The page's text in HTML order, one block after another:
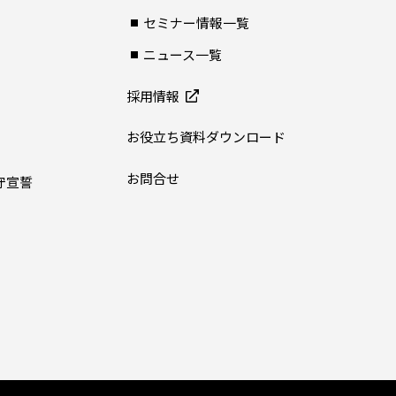
宣誓
セミナー情報一覧
ニュース一覧
採用情報
お役立ち資料ダウンロード
お問合せ